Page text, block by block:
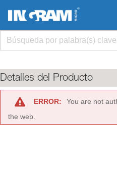
Detalles del Producto
ERROR:
You are not
the web.